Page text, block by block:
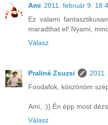
Ami 2011. február 9.
Ez valami
maradthat el! Nyami,
Válasz
Praliné Zsuzsi
Foodafok, köszönöm
Ami, :)) Én épp most
Válasz